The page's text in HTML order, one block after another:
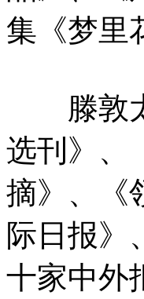
集《梦里
滕敦太
选刊》、
摘》、《
际日报》
十家中外